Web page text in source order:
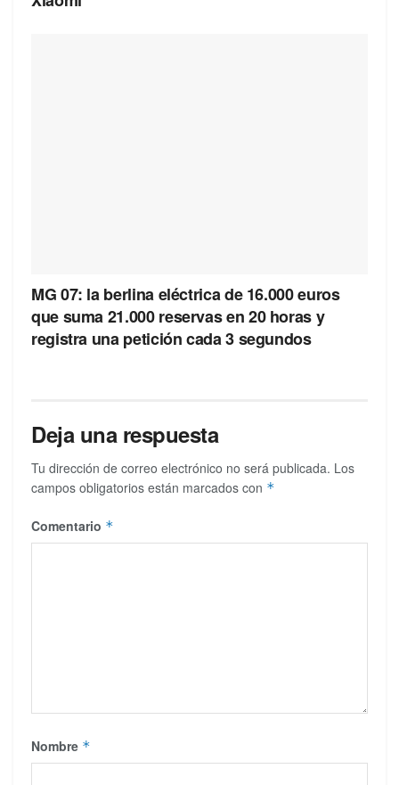
MG 07: la berlina eléctrica de 16.000 euros
que suma 21.000 reservas en 20 horas y
registra una petición cada 3 segundos
Deja una respuesta
Tu dirección de correo electrónico no será publicada. Los
campos obligatorios están marcados con *
Comentario *
Nombre *